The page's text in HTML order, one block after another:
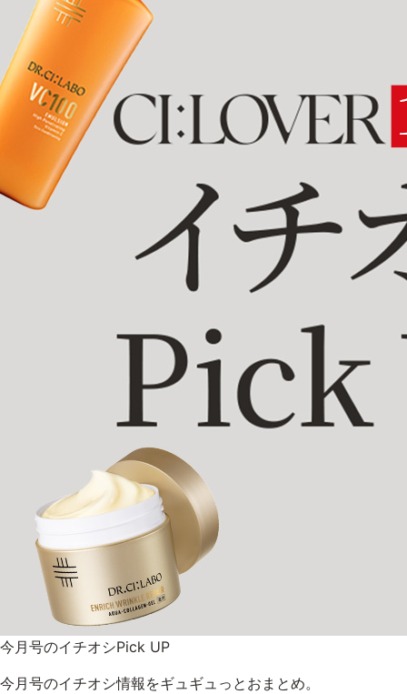
今月号のイチオシPick UP
今月号のイチオシ情報をギュギュっとおまとめ。